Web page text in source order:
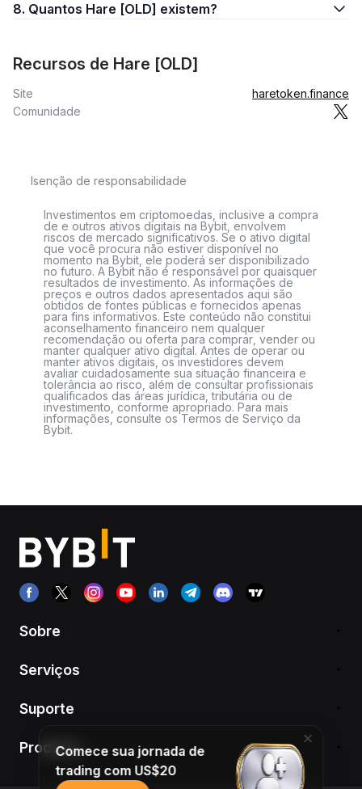
8. Quantos Hare [OLD] existem?
Recursos de Hare [OLD]
Site
haretoken.finance
Comunidade
Isenção de responsabilidade
Investimentos em criptomoedas, inclusive a compra
de e outros ativos digitais na Bybit, envolvem
riscos de mercado significativos. Se o ativo digital
que você procura não estiver disponível no
momento na Bybit, ele poderá ser disponibilizado
no futuro. A Bybit não é responsável por quaisquer
resultados de investimento. As informações de
preços e outros dados apresentados aqui são
obtidos de fontes públicas e fornecidos apenas
para fins informativos. Este conteúdo não constitui
aconselhamento financeiro nem qualquer
recomendação ou oferta para comprar, vender ou
manter qualquer ativo digital. Antes de operar ou
manter ativos digitais, os investidores devem
avaliar cuidadosamente sua situação financeira e
tolerância ao risco, além de consultar profissionais
qualificados das áreas jurídica, tributária ou de
investimento, conforme apropriado. Para mais
informações, consulte os Termos de Serviço da
Bybit.
Sobre
Serviços
Suporte
ProdutosComece sua jornada de
trading com US$20